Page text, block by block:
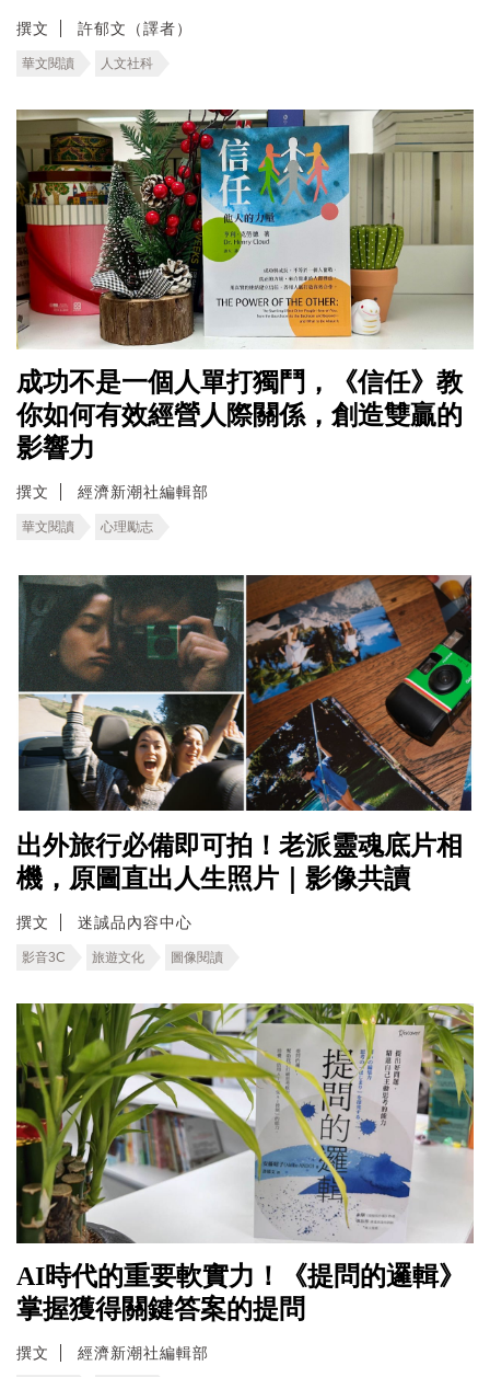
撰文 許郁文（譯者）
華文閱讀 人文社科
成功不是一個人單打獨鬥，《信任》教
你如何有效經營人際關係，創造雙贏的
影響力
撰文 經濟新潮社編輯部
華文閱讀 心理勵志
出外旅行必備即可拍！老派靈魂底片相
機，原圖直出人生照片｜影像共讀
撰文 迷誠品內容中心
影音3C 旅遊文化 圖像閱讀
AI時代的重要軟實力！《提問的邏輯》
掌握獲得關鍵答案的提問
撰文 經濟新潮社編輯部